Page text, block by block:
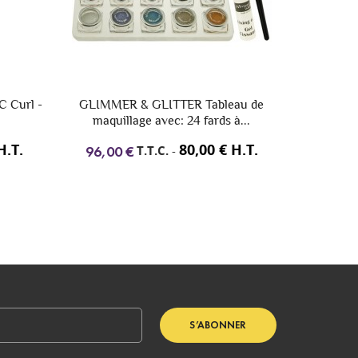
de
Wimpernwelle Fards à paupières
scintillantes
9,36 € T.T.C. -7,80 € H.T.
S’ABONNER